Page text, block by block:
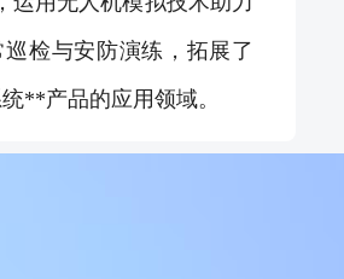
检与安防演练，拓展了
**产品的应用领域。